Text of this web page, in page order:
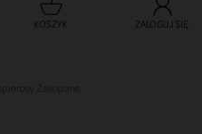
KOSZYK ZALOGUJ SIĘ